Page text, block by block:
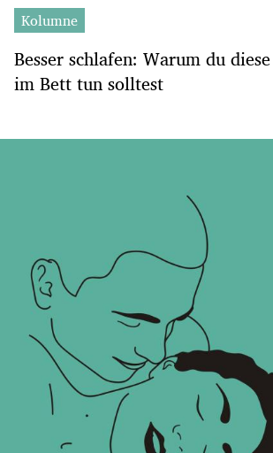
Kolumne
Besser schlafen: Warum du
im Bett tun solltest